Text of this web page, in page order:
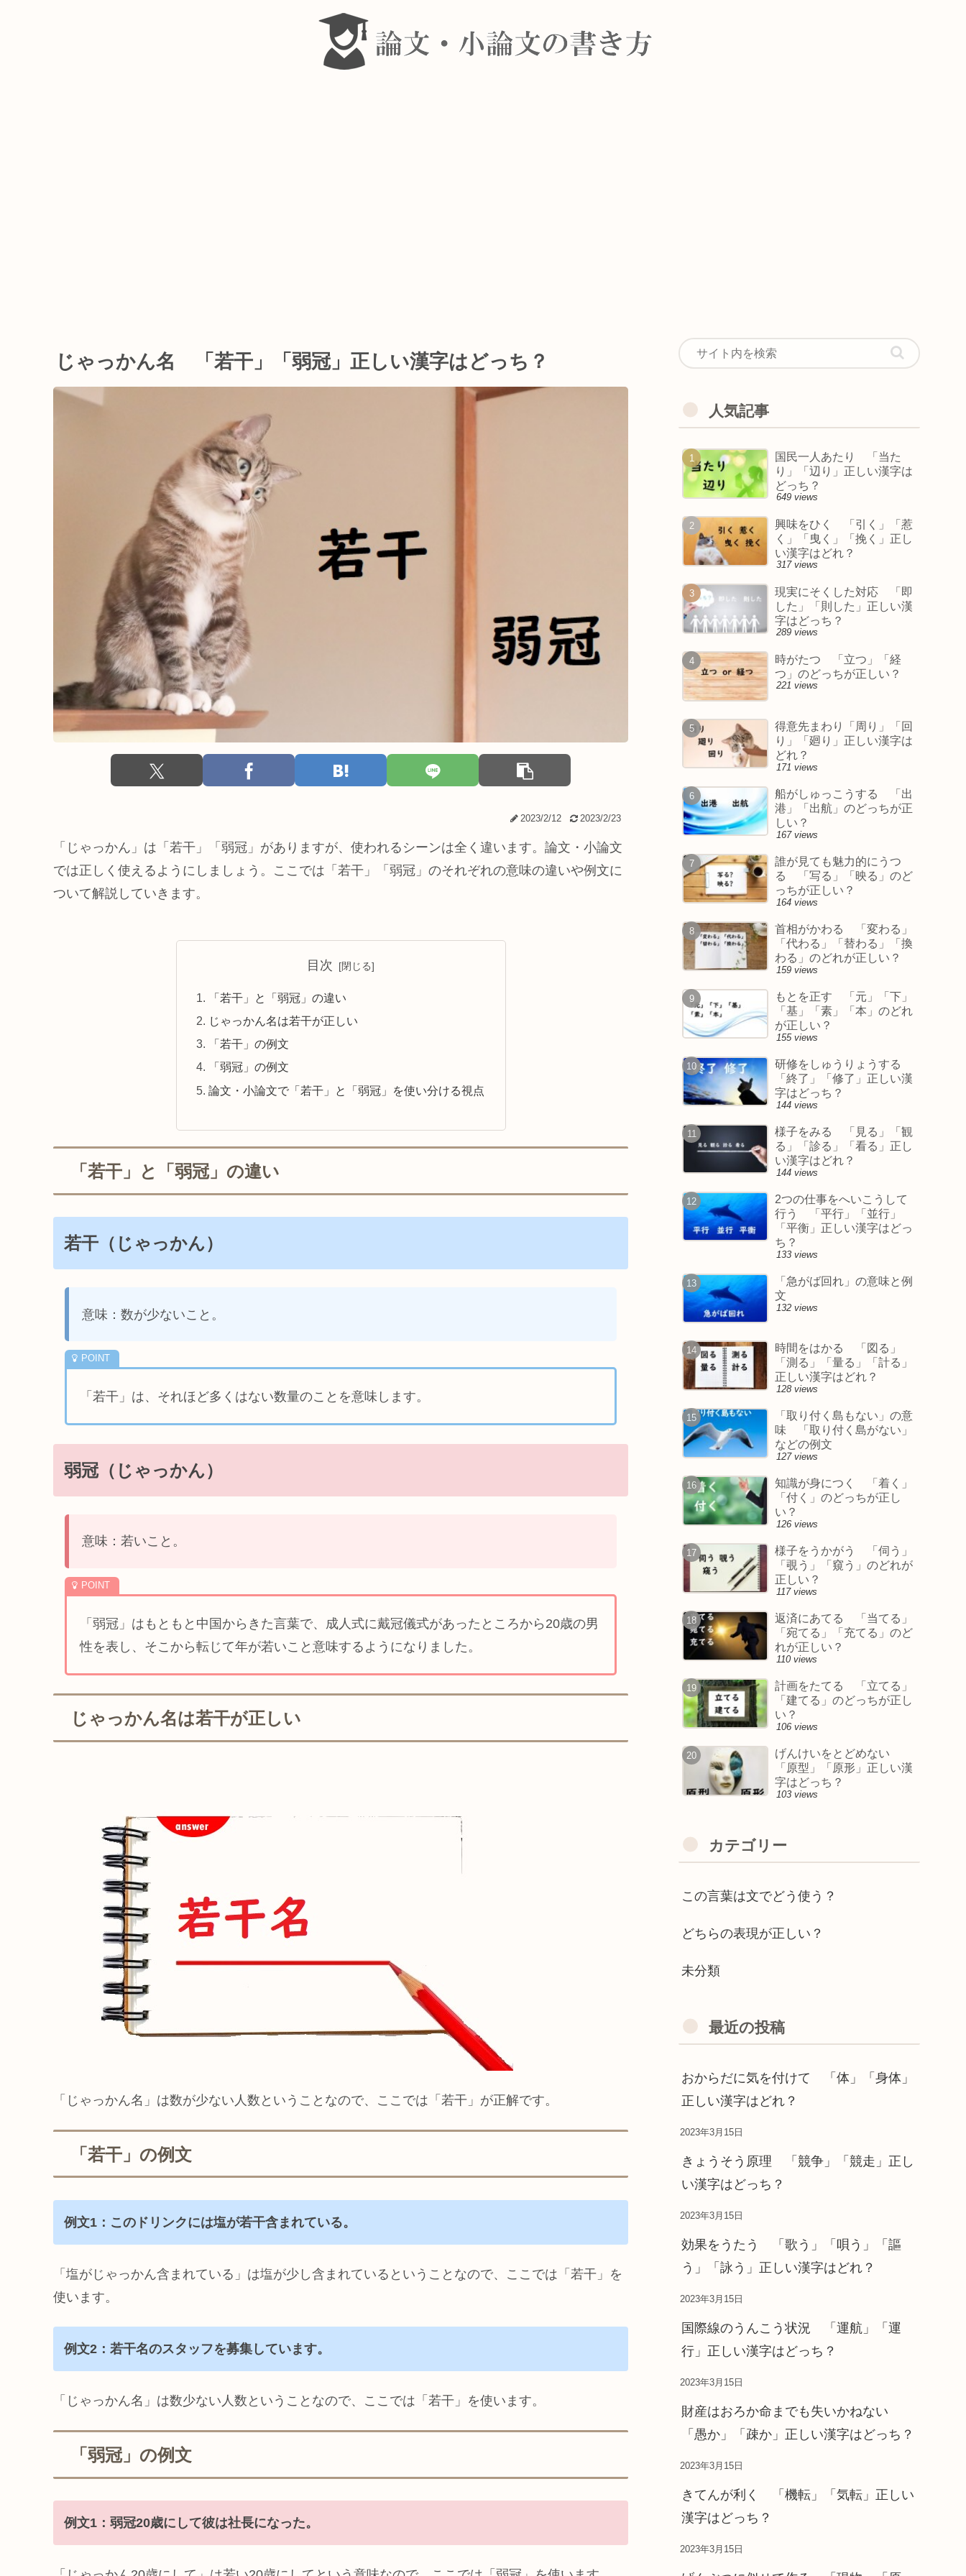
じゃっかん名 「若干」「弱冠」正しい漢字はどっち？
2023/2/12 2023/2/23
「じゃっかん」は「若干」「弱冠」がありますが、使われるシーンは全く違います。論文・小論文
では正しく使えるようにしましょう。ここでは「若干」「弱冠」のそれぞれの意味の違いや例文に
ついて解説していきます。
目次
「若干」と「弱冠」の違い
じゃっかん名は若干が正しい
「若干」の例文
「弱冠」の例文
論文・小論文で「若干」と「弱冠」を使い分ける視点
「若干」と「弱冠」の違い
若干（じゃっかん）
意味：数が少ないこと。
「若干」は、それほど多くはない数量のことを意味します。
弱冠（じゃっかん）
意味：若いこと。
「弱冠」はもともと中国からきた言葉で、成人式に戴冠儀式があったところから20歳の男
性を表し、そこから転じて年が若いこと意味するようになりました。
じゃっかん名は若干が正しい
「じゃっかん名」は数が少ない人数ということなので、ここでは「若干」が正解です。
「若干」の例文
例文1：このドリンクには塩が若干含まれている。
「塩がじゃっかん含まれている」は塩が少し含まれているということなので、ここでは「若干」を
使います。
例文2：若干名のスタッフを募集しています。
「じゃっかん名」は数少ない人数ということなので、ここでは「若干」を使います。
「弱冠」の例文
例文1：弱冠20歳にして彼は社長になった。
人気記事
国民一人あたり 「当た
り」「辺り」正しい漢字は
どっち？
649 views
興味をひく 「引く」「惹
く」「曳く」「挽く」正し
い漢字はどれ？
317 views
現実にそくした対応 「即
した」「則した」正しい漢
字はどっち？
289 views
時がたつ 「立つ」「経
つ」のどっちが正しい？
221 views
得意先まわり「周り」「回
り」「廻り」正しい漢字は
どれ？
171 views
船がしゅっこうする 「出
港」「出航」のどっちが正
しい？
167 views
誰が見ても魅力的にうつ
る 「写る」「映る」のど
っちが正しい？
164 views
首相がかわる 「変わる」
「代わる」「替わる」「換
わる」のどれが正しい？
159 views
もとを正す 「元」「下」
「基」「素」「本」のどれ
が正しい？
155 views
研修をしゅうりょうする
「終了」「修了」正しい漢
字はどっち？
144 views
様子をみる 「見る」「観
る」「診る」「看る」正し
い漢字はどれ？
144 views
2つの仕事をへいこうして
行う 「平行」「並行」
「平衡」正しい漢字はどっ
ち？
133 views
「急がば回れ」の意味と例
文
132 views
時間をはかる 「図る」
「測る」「量る」「計る」
正しい漢字はどれ？
128 views
「取り付く島もない」の意
味 「取り付く島がない」
などの例文
127 views
知識が身につく 「着く」
「付く」のどっちが正し
い？
126 views
様子をうかがう 「伺う」
「覗う」「窺う」のどれが
正しい？
117 views
返済にあてる 「当てる」
「宛てる」「充てる」のど
れが正しい？
110 views
計画をたてる 「立てる」
「建てる」のどっちが正し
い？
106 views
げんけいをとどめない
「原型」「原形」正しい漢
字はどっち？
103 views
カテゴリー
この言葉は文でどう使う？
どちらの表現が正しい？
未分類
最近の投稿
おからだに気を付けて 「体」「身体」
正しい漢字はどれ？
2023年3月15日
きょうそう原理 「競争」「競走」正し
い漢字はどっち？
2023年3月15日
効果をうたう 「歌う」「唄う」「謳
う」「詠う」正しい漢字はどれ？
2023年3月15日
国際線のうんこう状況 「運航」「運
行」正しい漢字はどっち？
2023年3月15日
財産はおろか命までも失いかねない
「愚か」「疎か」正しい漢字はどっち？
2023年3月15日
きてんが利く 「機転」「気転」正しい
漢字はどっち？
2023年3月15日